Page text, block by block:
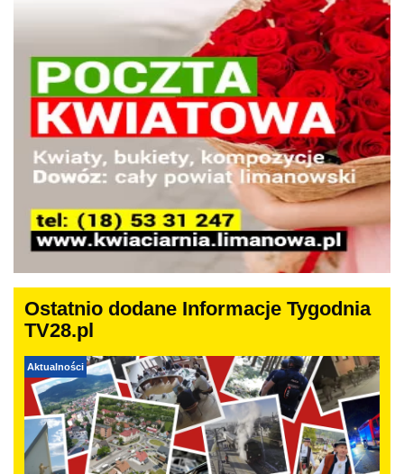
Ostatnio dodane Informacje Tygodnia
TV28.pl
Aktualności